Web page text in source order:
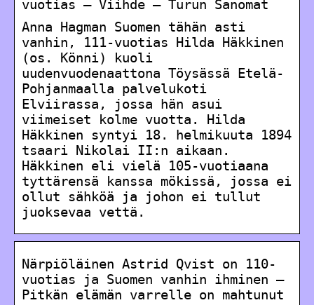
vuotias – Viihde – Turun Sanomat
Anna Hagman Suomen tähän asti
vanhin, 111-vuotias Hilda Häkkinen
(os. Könni) kuoli
uudenvuodenaattona Töysässä Etelä-
Pohjanmaalla palvelukoti
Elviirassa, jossa hän asui
viimeiset kolme vuotta. Hilda
Häkkinen syntyi 18. helmikuuta 1894
tsaari Nikolai II:n aikaan.
Häkkinen eli vielä 105-vuotiaana
tyttärensä kanssa mökissä, jossa ei
ollut sähköä ja johon ei tullut
juoksevaa vettä.
Närpiöläinen Astrid Qvist on 110-
vuotias ja Suomen vanhin ihminen –
Pitkän elämän varrelle on mahtunut